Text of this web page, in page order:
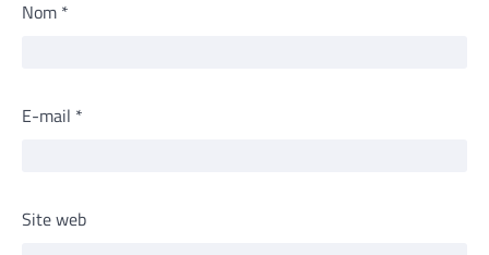
Nom *
E-mail *
Site web